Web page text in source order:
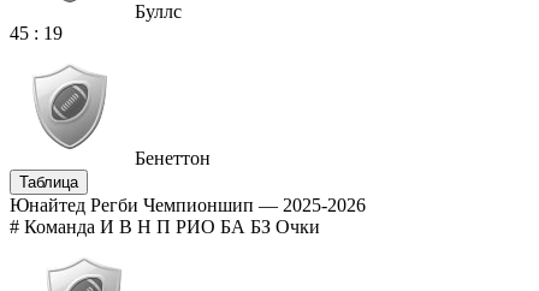
Буллс
45 : 19
Бенеттон
Таблица
Юнайтед Регби Чемпионшип — 2025-2026
# Команда И В Н П РИО БА БЗ Очки